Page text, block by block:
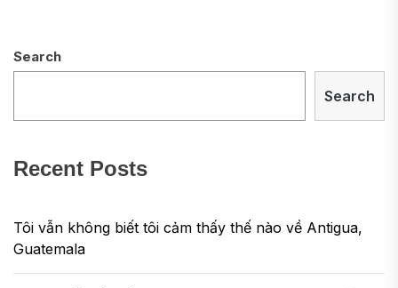
Search
Search
Recent Posts
Tôi vẫn không biết tôi cảm thấy thế nào về Antigua,
Guatemala